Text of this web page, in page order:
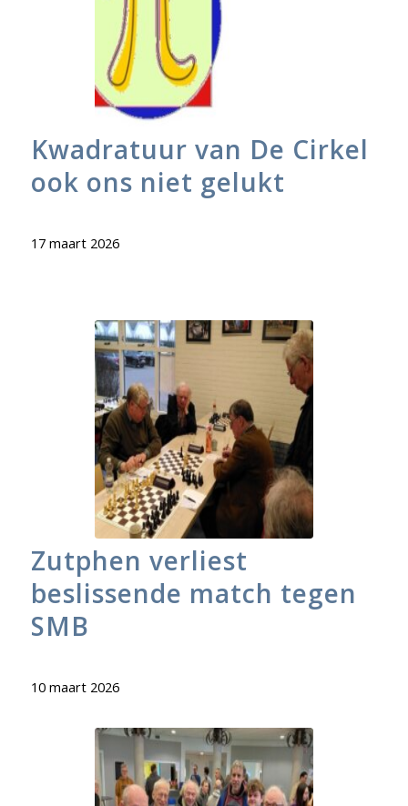
Kwadratuur van De Cirkel
ook ons niet gelukt
17 maart 2026
Zutphen verliest
beslissende match tegen
SMB
10 maart 2026